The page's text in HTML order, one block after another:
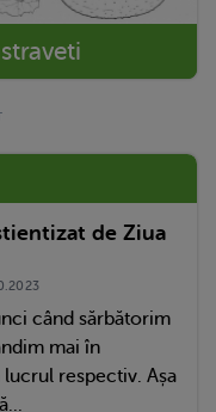
de Ziua
când sărbătorim
mai în
respectiv. Așa